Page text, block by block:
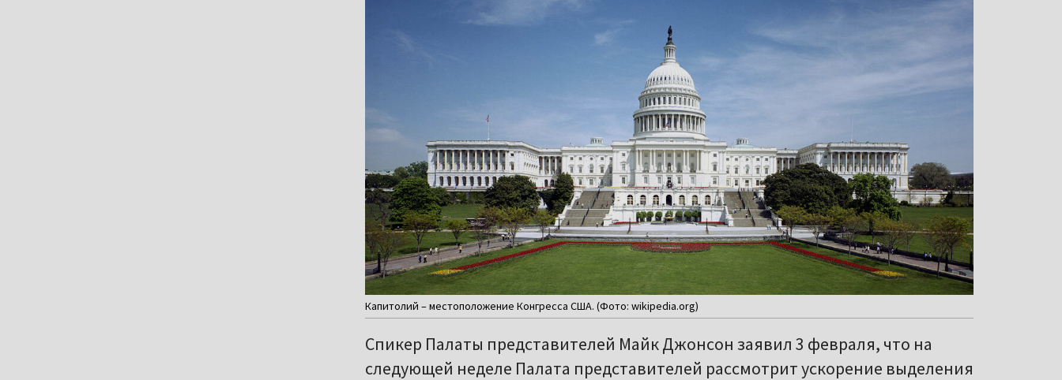
Капитолий – местоположение Конгресса США. (Фото: wikipedia.org)
Спикер Палаты представителей Майк Джонсон заявил 3 февраля, что на
следующей неделе Палата представителей рассмотрит ускорение выделения